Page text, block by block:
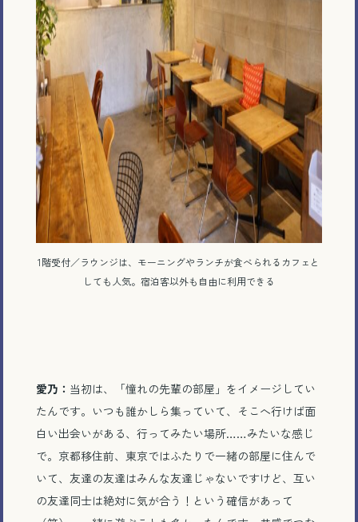
1階受付／ラウンジは、モーニングやランチが食べられるカフェと
しても人気。宿泊客以外も自由に利用できる
愛乃： 当初は、「憧れの先輩の部屋」をイメージしてい
たんです。いつも誰かしら集っていて、そこへ行けば面
白い出会いがある、行ってみたい場所……みたいな感じ
で。京都移住前、東京ではふたりで一緒の部屋に住んで
いて、友達の友達はみんな友達じゃないですけど、互い
の友達同士は絶対に気が合う！という確信があって